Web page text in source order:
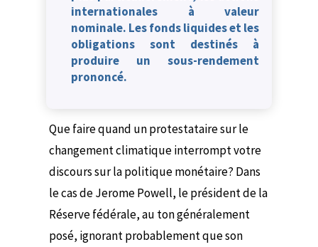
internationales à valeur
nominale. Les fonds liquides et les
obligations sont destinés à
produire un sous-rendement
prononcé.
Que faire quand un protestataire sur le
changement climatique interrompt votre
discours sur la politique monétaire? Dans
le cas de Jerome Powell, le président de la
Réserve fédérale, au ton généralement
posé, ignorant probablement que son